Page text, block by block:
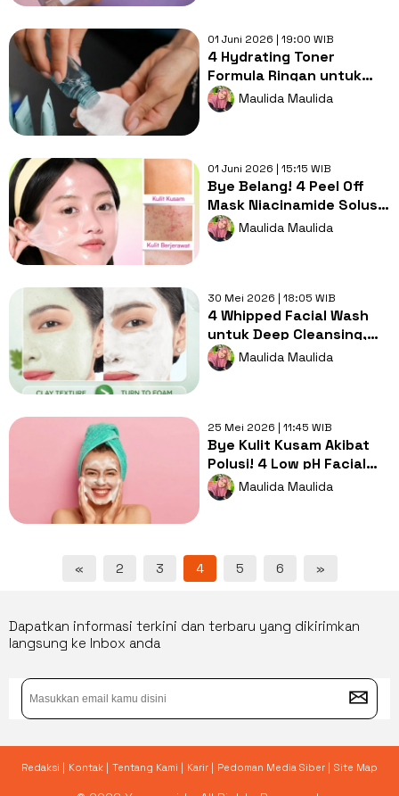
01 Juni 2026 | 19:00 WIB
4 Hydrating Toner
Formula Ringan untuk
Melembapkan Kulit
Kering dan Iritasi
Maulida Maulida
01 Juni 2026 | 15:15 WIB
Bye Belang! 4 Peel Off
Mask Niacinamide Solusi
Wajah Cerah Merata dan
Halus
Maulida Maulida
30 Mei 2026 | 18:05 WIB
4 Whipped Facial Wash
untuk Deep Cleansing,
Rahasia Cerah Bebas
Jerawat
Maulida Maulida
25 Mei 2026 | 11:45 WIB
Bye Kulit Kusam Akibat
Polusi! 4 Low pH Facial
Wash Niacinamide Rp20
Ribuan
Maulida Maulida
« 2 3 4 5 6 »
Dapatkan informasi terkini dan terbaru yang dikirimkan
langsung ke Inbox anda
Redaksi | Kontak | Tentang Kami | Karir | Pedoman Media Siber | Site Map